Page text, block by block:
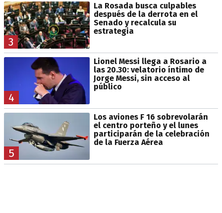
3
La Rosada busca culpables
después de la derrota en el
Senado y recalcula su
estrategia
4
Lionel Messi llega a Rosario a
las 20.30: velatorio íntimo de
Jorge Messi, sin acceso al
público
5
Los aviones F 16 sobrevolarán
el centro porteño y el lunes
participarán de la celebración
de la Fuerza Aérea